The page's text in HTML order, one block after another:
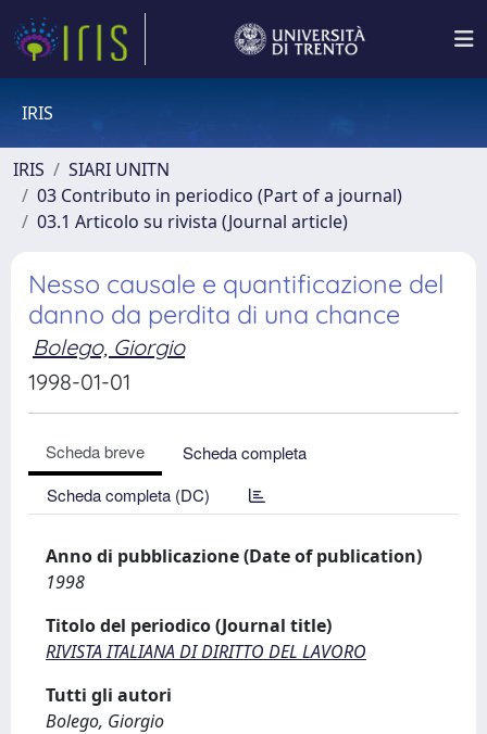
IRIS
IRIS
SIARI UNITN
03 Contributo in periodico (Part of a journal)
03.1 Articolo su rivista (Journal article)
Nesso causale e quantificazione del
danno da perdita di una chance
Bolego, Giorgio
1998-01-01
Scheda breve
Scheda completa
Scheda completa (DC)
Anno di pubblicazione (Date of publication)
1998
Titolo del periodico (Journal title)
RIVISTA ITALIANA DI DIRITTO DEL LAVORO
Tutti gli autori
Bolego, Giorgio